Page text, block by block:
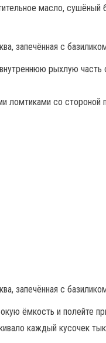
масло,
рыхлую
ломтиками со стороной
ёмкость и полейте
каждый кусочек